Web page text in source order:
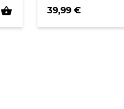
shopping_basket Prix
39,99 €